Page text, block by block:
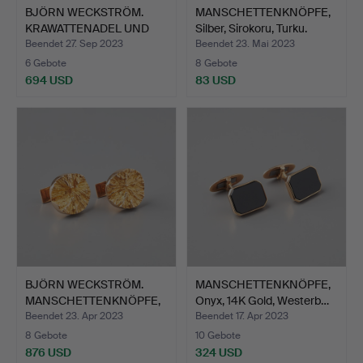
BJÖRN WECKSTRÖM.
KRAWATTENADEL UND
MANSCHE…
Beendet 27. Sep 2023
6 Gebote
694 USD
MANSCHETTENKNÖPFE,
Silber, Sirokoru, Turku.
Beendet 23. Mai 2023
8 Gebote
83 USD
BJÖRN WECKSTRÖM.
MANSCHETTENKNÖPFE,
Trollh…
Beendet 23. Apr 2023
8 Gebote
876 USD
MANSCHETTENKNÖPFE,
Onyx, 14K Gold, Westerb…
Beendet 17. Apr 2023
10 Gebote
324 USD